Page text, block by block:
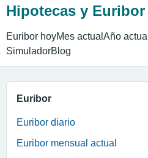
Hipotecas y Euribor
Euribor hoyMes actual Año actual
SimuladorBlog
Euribor
Euribor diario
Euribor mensual actual